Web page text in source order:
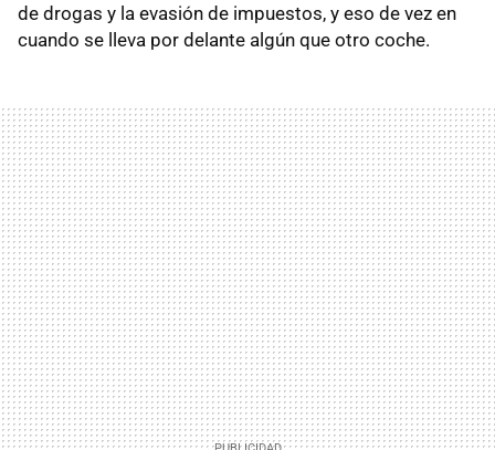
de drogas y la evasión de impuestos, y eso de vez en
cuando se lleva por delante algún que otro coche.